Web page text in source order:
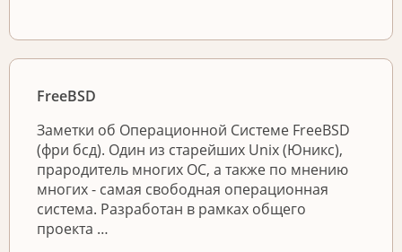
FreeBSD
Заметки об Операционной Системе FreeBSD
(фри бсд). Один из старейших Unix (Юникс),
прародитель многих ОС, а также по мнению
многих - самая свободная операционная
система. Разработан в рамках общего
проекта …